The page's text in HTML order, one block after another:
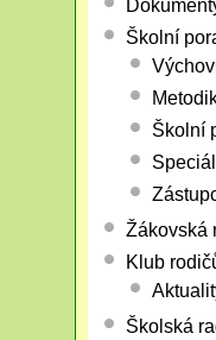
Školní
Školní
Žákovská
Klub
Školská